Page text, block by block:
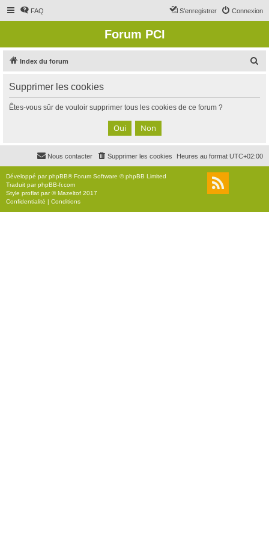
FAQ Connexion
S’enregistrer
Forum PCI
Index du forum
c
Supprimer les cookies
Êtes-vous sûr de vouloir supprimer tous les cookies de ce forum ?
Heures au format UTC+02:00
Supprimer les cookies
Nous contacter
Développé parphpBB® Forum Software © phpBB Limited
Traduit parphpBB-fr.com
Style proflat par ©Mazeltof 2017
Confidentialité | Conditions